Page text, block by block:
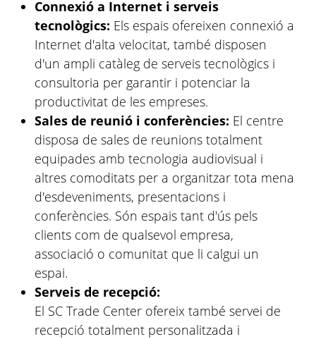
Connexió a Internet i serveis
tecnològics: Els espais ofereixen connexió a
Internet d'alta velocitat, també disposen
d'un ampli catàleg de serveis tecnològics i
consultoria per garantir i potenciar la
productivitat de les empreses.
Sales de reunió i conferències: El centre
disposa de sales de reunions totalment
equipades amb tecnologia audiovisual i
altres comoditats per a organitzar tota mena
d'esdeveniments, presentacions i
conferències. Són espais tant d'ús pels
clients com de qualsevol empresa,
associació o comunitat que li calgui un
espai.
Serveis de recepció:
El SC Trade Center ofereix també servei de
recepció totalment personalitzada i